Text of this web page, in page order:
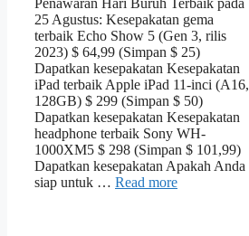
25 Agustus: Kesepakatan gema
terbaik Echo Show 5 (Gen 3, rilis
2023) $ 64,99 (Simpan $ 25)
Dapatkan kesepakatan Kesepakatan
iPad terbaik Apple iPad 11-inci (A16,
128GB) $ 299 (Simpan $ 50)
Dapatkan kesepakatan Kesepakatan
headphone terbaik Sony WH-
1000XM5 $ 298 (Simpan $ 101,99)
Dapatkan kesepakatan Apakah Anda
siap untuk … Read more